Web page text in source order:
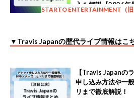
入も解説【2026年
STARTO ENTERTAINMENT（旧
▼Travis Japanの歴代ライブ情報はこ
【Travis Japanの
申し込み方法や一
リまで徹底解説！